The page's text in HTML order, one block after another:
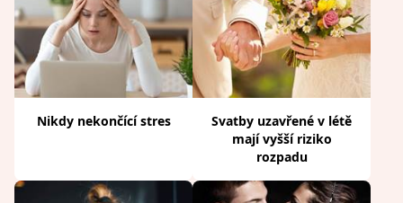
Nikdy nekončící stres
Svatby uzavřené v létě
mají vyšší riziko
rozpadu